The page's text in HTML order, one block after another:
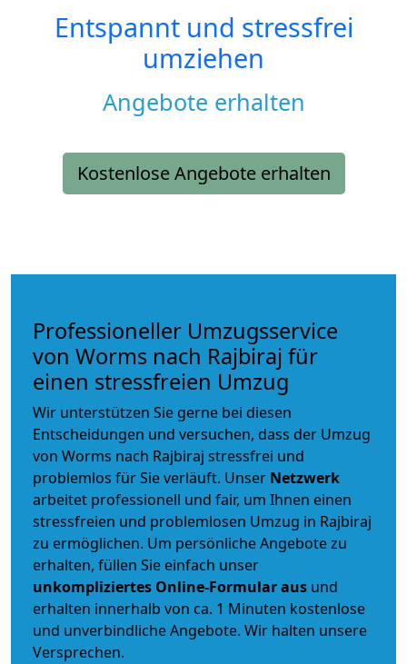
Entspannt und stressfrei
umziehen
Angebote erhalten
Kostenlose Angebote erhalten
Professioneller Umzugsservice
von Worms nach Rajbiraj für
einen stressfreien Umzug
Wir unterstützen Sie gerne bei diesen
Entscheidungen und versuchen, dass der Umzug
von Worms nach Rajbiraj stressfrei und
problemlos für Sie verläuft. Unser Netzwerk
arbeitet professionell und fair, um Ihnen einen
stressfreien und problemlosen Umzug in Rajbiraj
zu ermöglichen. Um persönliche Angebote zu
erhalten, füllen Sie einfach unser
unkompliziertes Online-Formular aus und
erhalten innerhalb von ca. 1 Minuten kostenlose
und unverbindliche Angebote. Wir halten unsere
Versprechen.